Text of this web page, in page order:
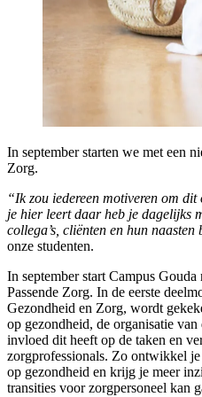
In september starten we met een
Zorg.
“Ik zou iedereen motiveren om
je hier leert daar heb je dagelijks
collega’s, cliënten en hun naasten
onze studenten.
In september start Campus
Passende Zorg. In de eerste
Gezondheid en Zorg, wordt
op gezondheid, de organisatie
invloed dit heeft op de taken en
zorgprofessionals. Zo ontwikkel
op gezondheid en krijg je meer
transities voor zorgpersoneel kan